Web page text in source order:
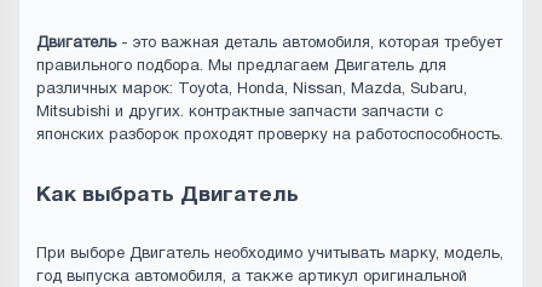
Двигатель- это важная деталь автомобиля, которая требует
правильного подбора. Мы предлагаем Двигатель для
различных марок: Toyota, Honda, Nissan, Mazda, Subaru,
Mitsubishi и других. контрактные запчасти запчасти с
японских разборок проходят проверку на работоспособность.
Как выбрать Двигатель
При выборе Двигатель необходимо учитывать марку, модель,
год выпуска автомобиля, а также артикул оригинальной